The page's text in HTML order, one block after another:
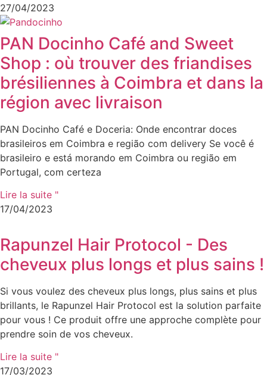
27/04/2023
PAN Docinho Café and Sweet
Shop : où trouver des friandises
brésiliennes à Coimbra et dans la
région avec livraison
PAN Docinho Café e Doceria: Onde encontrar doces
brasileiros em Coimbra e região com delivery Se você é
brasileiro e está morando em Coimbra ou região em
Portugal, com certeza
Lire la suite "
17/04/2023
Rapunzel Hair Protocol - Des
cheveux plus longs et plus sains !
Si vous voulez des cheveux plus longs, plus sains et plus
brillants, le Rapunzel Hair Protocol est la solution parfaite
pour vous ! Ce produit offre une approche complète pour
prendre soin de vos cheveux.
Lire la suite "
17/03/2023